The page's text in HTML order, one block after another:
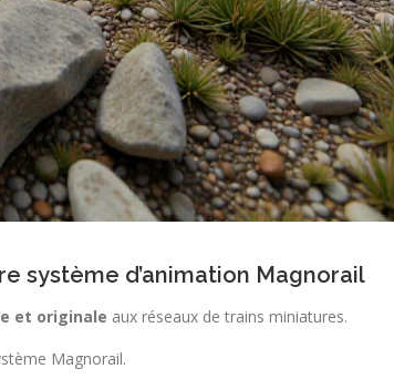
système d’animation Magnorail
et originale aux réseaux de trains miniatures.
Magnorail.